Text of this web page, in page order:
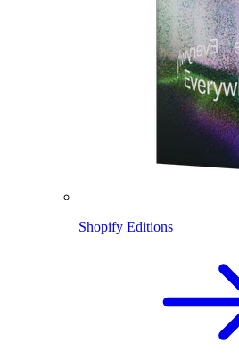
Shopify Editions